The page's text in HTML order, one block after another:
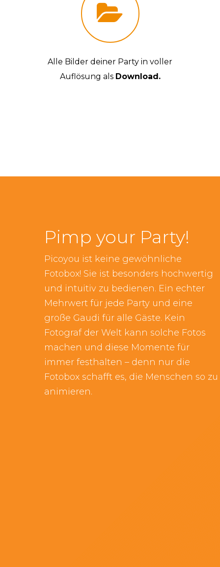
Alle Bilder deiner Party in voller
Auflösung als Download.
Pimp your Party!
Picoyou ist keine gewöhnliche
Fotobox! Sie ist besonders hochwertig
und intuitiv zu bedienen. Ein echter
Mehrwert für jede Party und eine
große Gaudi für alle Gäste. Kein
Fotograf der Welt kann solche Fotos
machen und diese Momente für
immer festhalten – denn nur die
Fotobox schafft es, die Menschen so zu
animieren.